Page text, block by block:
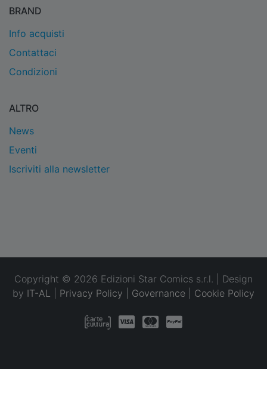
BRAND
Info acquisti
Contattaci
Condizioni
ALTRO
News
Eventi
Iscriviti alla newsletter
Copyright © 2026 Edizioni Star Comics s.r.l. | Design
by IT-AL Privacy Policy Governance Cookie Policy